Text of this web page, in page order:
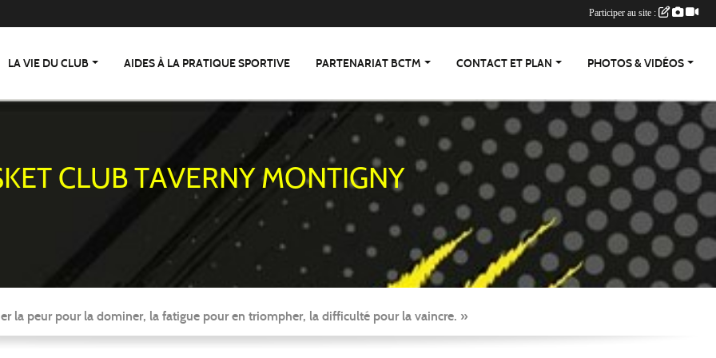
LA VIE DU CLUB AIDES À LA PRATIQUE SPORTIVE PARTENARIAT BCTM CONTACT ET PLAN PHOTOS & VIDÉOS
CLUB TAVERNY MONTIGNY
la peur pour la dominer, la fatigue pour en triompher, la difficulté pour la vaincre. »
Participer au site :